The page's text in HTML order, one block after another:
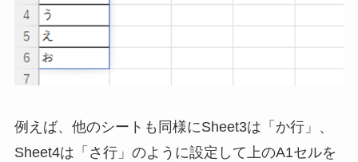
例えば、他のシートも同様にSheet3は「か行」、
Sheet4は「さ行」のように設定して上のA1セルを